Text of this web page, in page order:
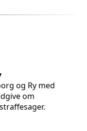
og Ry med
om